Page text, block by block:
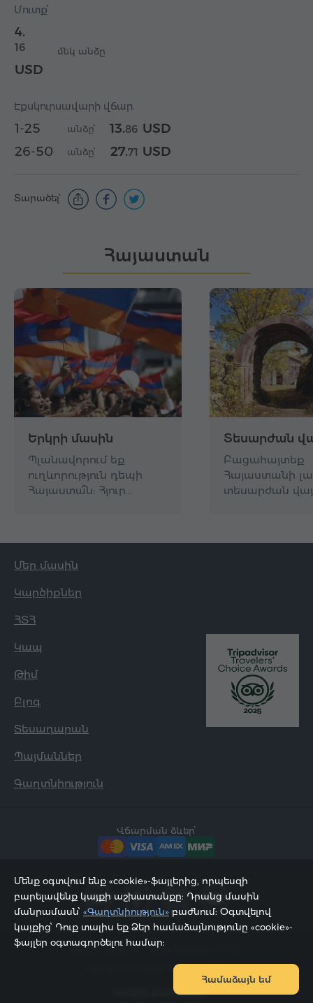
Մուտք՝
4.
16
USD
մեկ անձը
Էքսկուրսավարի վճար.
1-25 անձը՝ 13.86 USD
26-50
անձը՝ 27.71 USD
Տարածել՝
Հայաստան
Երկրի մասին
Պլանավորում եք
ուղևորություն դեպի
Հայաստա՞ն: Հյուր…
Տեսարժան
Բացահայտեք
Հայաստանի
տեսարժան
Մեր մասին
Կարծիքներ
ՀՏՀ
Կապ
Թիմ
Բլոգ
Տեսադարան
Պայմաններ
Գաղտնիություն
Վճարման ձևեր՝
2002 - 2026, © «Հյուր Սերվիս» ՍՊԸ;
Էջը թարմացվել է 06.08.2026
Կայքի քարտեզ
Մենք օգտվում ենք «cookie»-ֆայլերից, որպեսզի
բարելավենք կայքի աշխատանքը: Դրանց մասին
մանրամասն՝ «Գաղտնիություն» բաժնում: Օգտվելով
կայքից՝ Դուք տալիս եք Ձեր համաձայնությունը «cookie»-
ֆայլեր օգտագործելու համար:
Համաձայն եմ